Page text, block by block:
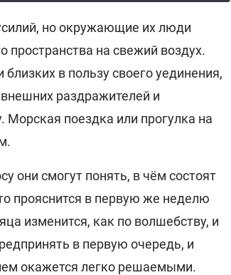
но окружающие их люди
пространства на свежий воздух.
в пользу своего уединения,
раздражителей и
Морская поездка или прогулка на
они смогут понять, в чём состоят
прояснится в первую же неделю
изменится, как по волшебству, и
в первую очередь, и
окажется легко решаемыми.